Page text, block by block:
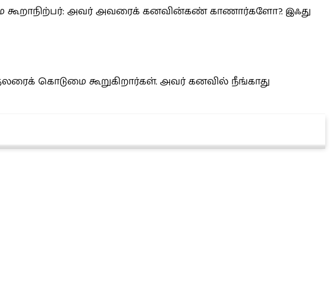
அவர் அவரைக் கனவின்கண் காணார்களோ?. இஃது
கொடுமை கூறுகிறார்கள். அவர் கனவில் நீங்காது